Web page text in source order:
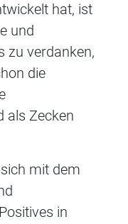
hat, ist
und
zu verdanken,
die
als Zecken
mit dem
in